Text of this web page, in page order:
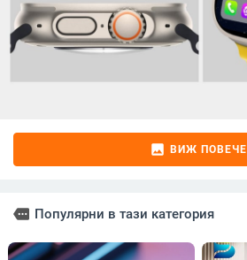
image ВИЖ ПОВЕЧЕ
more Популярни в тази категория